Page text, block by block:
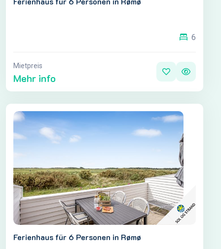
6
Mietpreis
Mehr info
Ferienhaus für 6 Personen in Rømø